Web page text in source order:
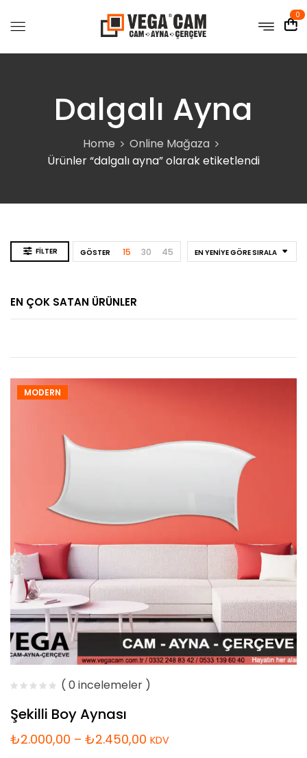
0
Dalgalı Ayna
Home
Online Mağaza
Ürünler “dalgalı ayna” olarak etiketlendi
FILTER EN YENIYE GÖRE SIRALA
GÖSTER 15 30 45
EN ÇOK SATAN ÜRÜNLER
MODERN
( 0 incelemeler )
Şekilli Boy Aynası
₺2.000,00 – ₺2.450,00 KDV